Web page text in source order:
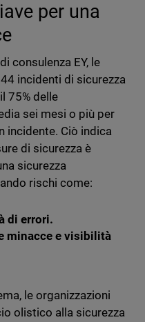
per una
consulenza EY, le
incidenti di sicurezza
75% delle
sei mesi o più per
incidente. Ciò indica
di sicurezza è
sicurezza
rischi come:
di errori.
minacce e visibilità
le organizzazioni
olistico alla sicurezza